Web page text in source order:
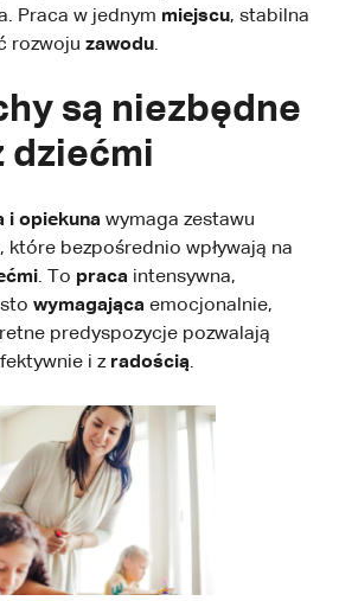
Praca w jednym miejscu, stabilna
rozwoju zawodu.
są niezbędne
dziećmi
i opiekuna wymaga zestawu
które bezpośrednio wpływają na
. To praca intensywna,
wymagająca emocjonalnie,
predyspozycje pozwalają
i z radością.